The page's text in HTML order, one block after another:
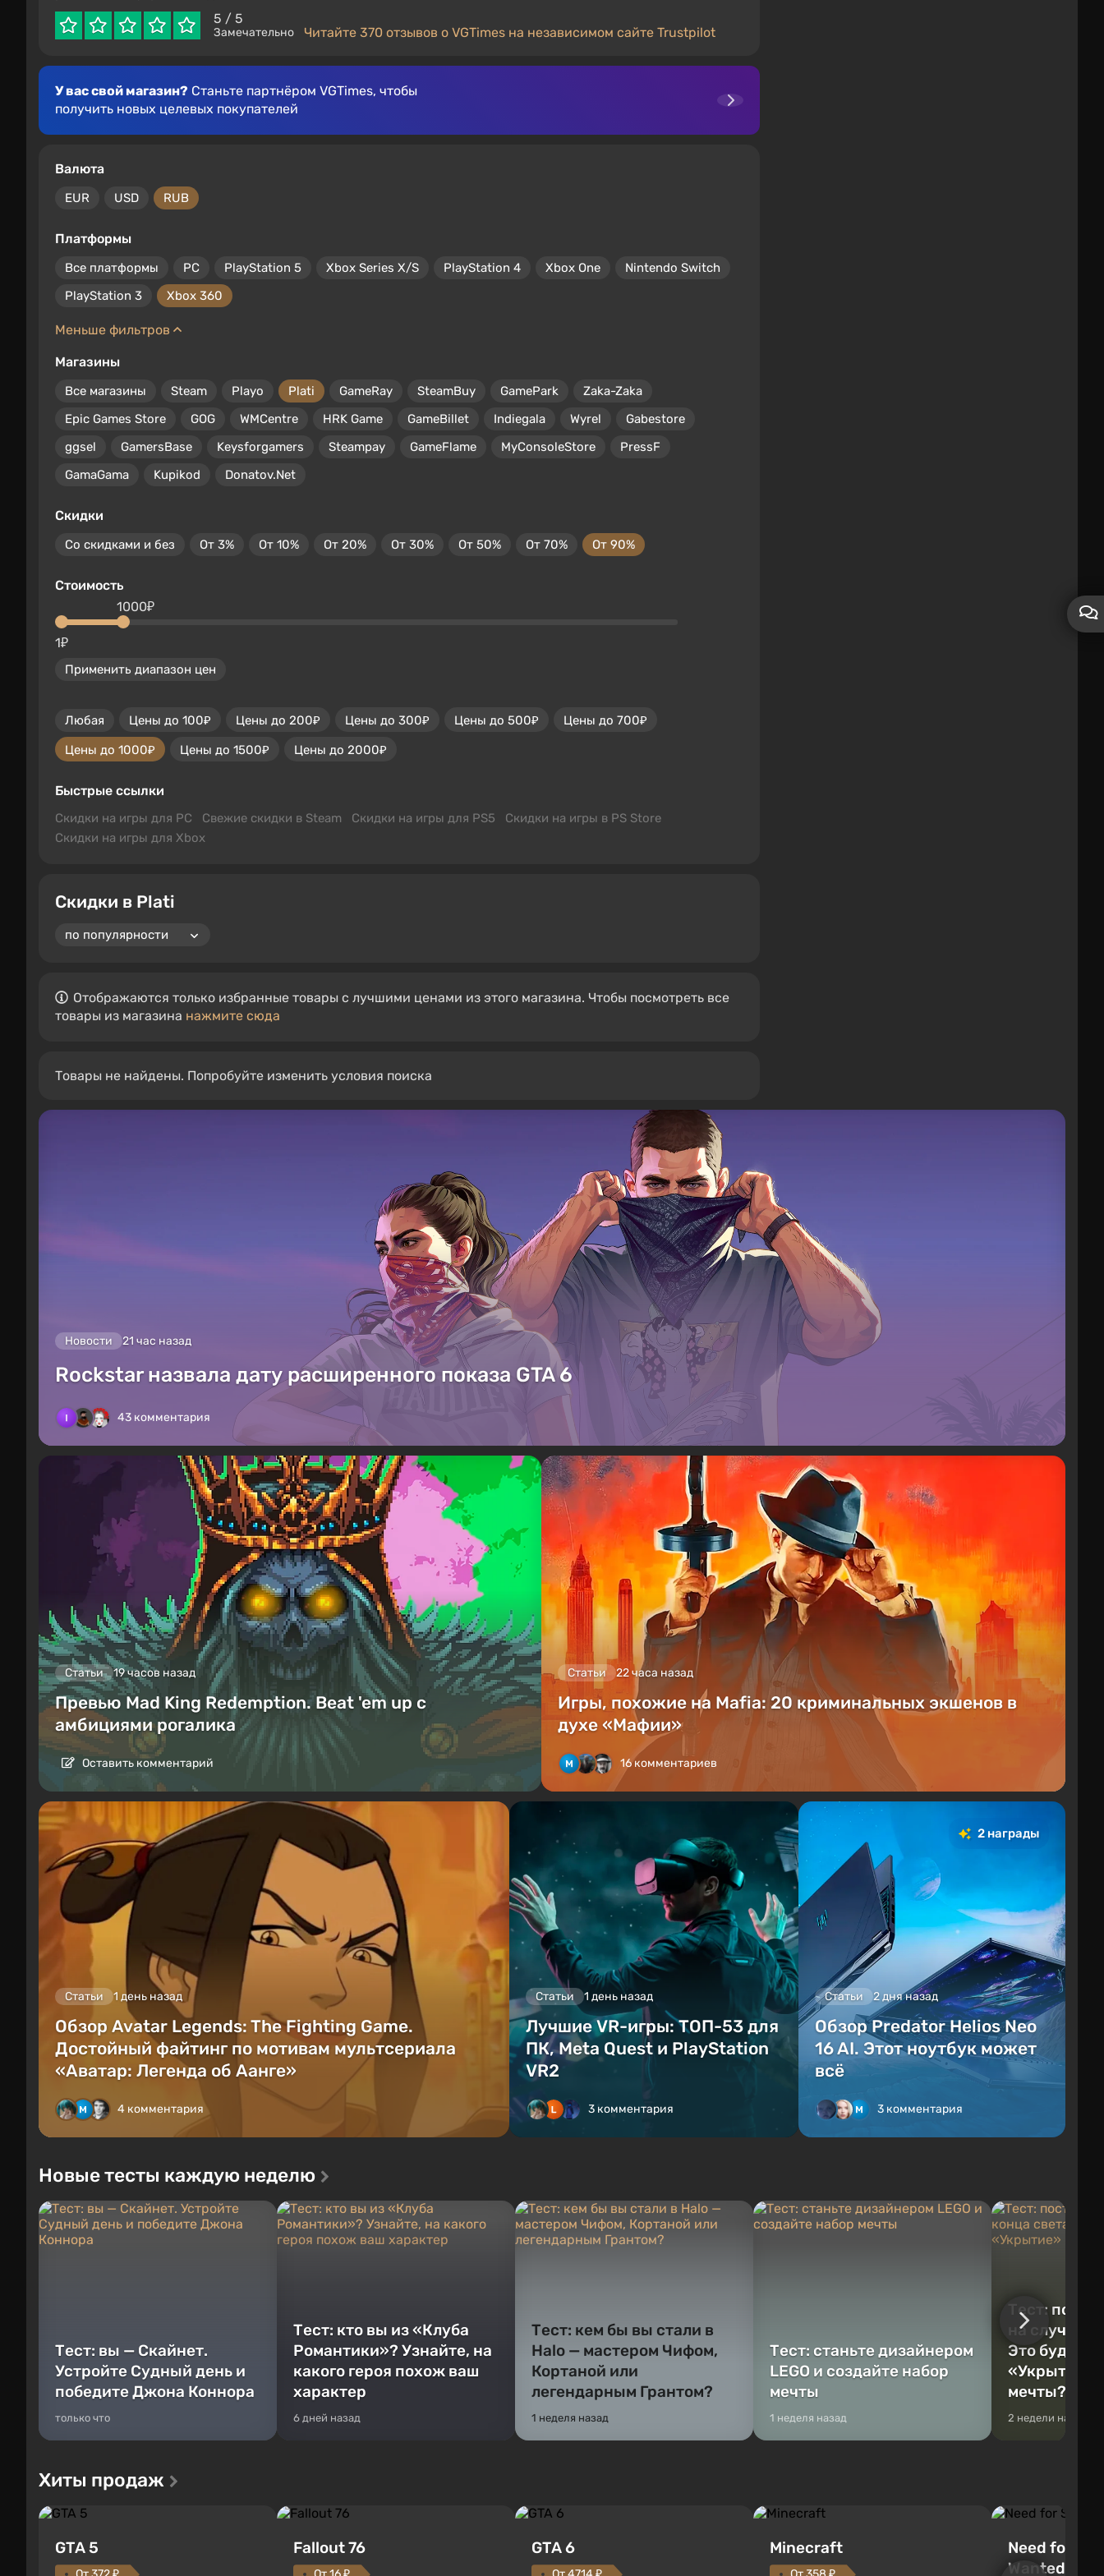
5 / 5
Замечательно Читайте 370 отзывов о VGTimes на независимом сайте Trustpilot
У вас свой магазин? Станьте партнёром VGTimes, чтобы
получить новых целевых покупателей
Валюта
EUR USD RUB
Платформы
Все платформы PC PlayStation 5 Xbox Series X/S PlayStation 4 Xbox One
Nintendo Switch
PlayStation 3
Xbox 360
Меньше фильтров
Магазины
Все магазины Steam Playo Plati GameRay SteamBuy GamePark
Zaka-Zaka
Epic Games Store
GOG WMCentre HRK Game GameBillet Indiegala Wyrel
Gabestore
ggsel
GamersBase Keysforgamers Steampay GameFlame MyConsoleStore
PressF
GamaGama
Kupikod Donatov.Net
Скидки
Со скидками и без От 3% От 10% От 20% От 30% От 50% От 70% От 90%
Стоимость
1₽
1000₽
Применить диапазон цен
Любая Цены до 100₽ Цены до 200₽ Цены до 300₽ Цены до 500₽
Цены до 700₽
Цены до 1000₽
Цены до 1500₽ Цены до 2000₽
Быстрые ссылки
Скидки на игры для PC Свежие скидки в Steam Скидки на игры для PS5
Скидки на игры в PS Store
Скидки на игры для Xbox
Скидки в Plati
Отображаются только избранные товары с лучшими ценами из этого магазина. Чтобы посмотреть все
товары из магазина нажмите сюда
Товары не найдены. Попробуйте изменить условия поиска
Новости 21 час назад
Rockstar назвала дату расширенного показа GTA 6
43 комментария
Статьи 19 часов назад
Превью Mad King Redemption. Beat 'em up с
амбициями рогалика
Оставить комментарий
Статьи 22 часа назад
Игры, похожие на Mafia: 20 криминальных экшенов в
духе «Мафии»
16 комментариев
Статьи 1 день назад
Обзор Avatar Legends: The Fighting Game.
Достойный файтинг по мотивам мультсериала
«Аватар: Легенда об Аанге»
4 комментария
Статьи 1 день назад
Лучшие VR-игры: ТОП-53 для
ПК, Meta Quest и PlayStation
VR2
3 комментария
2 награды
Статьи 2 дня назад
Обзор Predator Helios Neo
16 AI. Этот ноутбук может
всё
3 комментария
Новые тесты каждую неделю
Тест: вы — Скайнет.
Устройте Судный день и
победите Джона Коннора
только что
Тест: кто вы из «Клуба
Романтики»? Узнайте, на
какого героя похож ваш
характер
6 дней назад
Тест: кем бы вы стали в
Halo — мастером Чифом,
Кортаной или
легендарным Грантом?
1 неделя назад
Тест: станьте дизайнером
LEGO и создайте набор
мечты
1 неделя назад
Тест:
на случай
Это будет
«Укрытие»
мечты?
2 недели назад
Хиты продаж
GTA 5 Fallout 76 GTA 6 Minecraft
Need for
Wanted